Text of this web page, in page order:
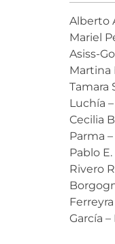
Alberto
Mariel
Asiss-
Martina
Tamara
Luchía
Cecilia
Parma
Pablo
Rivero
García